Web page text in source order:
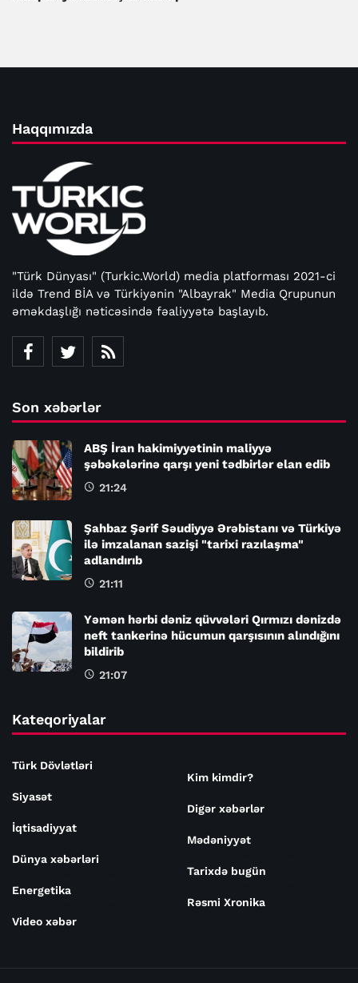
Haqqımızda
"Türk Dünyası" (Turkic.World) media platforması 2021-ci
ildə Trend BİA və Türkiyənin "Albayrak" Media Qrupunun
əməkdaşlığı nəticəsində fəaliyyətə başlayıb.
Son xəbərlər
ABŞ İran hakimiyyətinin maliyyə
şəbəkələrinə qarşı yeni tədbirlər elan edib
21:24
Şahbaz Şərif Səudiyyə Ərəbistanı və Türkiyə
ilə imzalanan sazişi "tarixi razılaşma"
adlandırıb
21:11
Yəmən hərbi dəniz qüvvələri Qırmızı dənizdə
neft tankerinə hücumun qarşısının alındığını
bildirib
21:07
Kateqoriyalar
Türk Dövlətləri
Siyasət
İqtisadiyyat
Dünya xəbərləri
Energetika
Video xəbər
Kim kimdir?
Digər xəbərlər
Mədəniyyət
Tarixdə bugün
Rəsmi Xronika